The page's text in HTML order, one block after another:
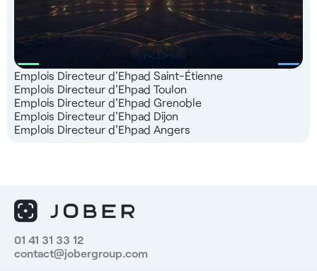
Emplois Directeur d'Ehpad Saint-Étienne
Emplois Directeur d'Ehpad Toulon
Emplois Directeur d'Ehpad Grenoble
Emplois Directeur d'Ehpad Dijon
Emplois Directeur d'Ehpad Angers
01 41 31 33 12
contact@jobergroup.com